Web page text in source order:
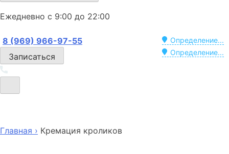
Ежедневно с 9:00 до 22:00
Определение...
8 (969) 966-97-55
Определение...
Записаться
Главная › Кремация кроликов